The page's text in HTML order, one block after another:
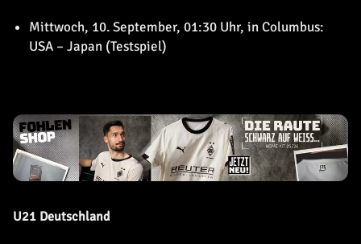
Mittwoch, 10. September, 01:30 Uhr, in Columbus:
USA – Japan (Testspiel)
U21 Deutschland